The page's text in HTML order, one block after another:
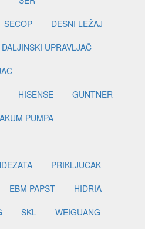
SECOP
DESNI LEŽAJ
UPRAVLJAČ
HISENSE
GUNTNER
PUMPA
PRIKLJUČAK
EBM PAPST
HIDRIA
SKL WEIGUANG